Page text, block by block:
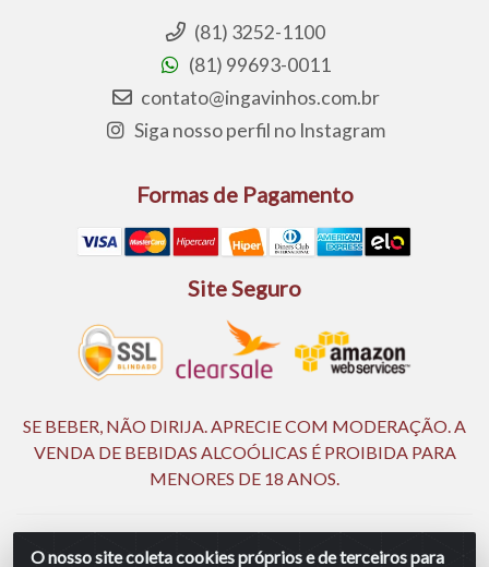
O nosso site coleta cookies próprios e de terceiros para
(81) 3252-1100
(81) 99693-0011
contato@ingavinhos.com.br
Siga nosso perfil no Instagram
Formas de Pagamento
Site Seguro
SE BEBER, NÃO DIRIJA. APRECIE COM MODERAÇÃO. A
VENDA DE BEBIDAS ALCOÓLICAS É PROIBIDA PARA
MENORES DE 18 ANOS.
Ingá Distribuidora Ltda | CNPJ 05.390.477/0002-25 - Rod BR